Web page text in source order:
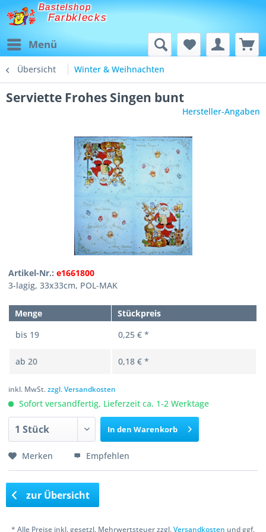
Bastelshop
Farbklecks
Menü
Übersicht Winter & Weihnachten
Serviette Frohes Singen bunt
Hersteller-Angaben
Artikel-Nr.:e1661800
3-lagig, 33x33cm, POL-MAK
Menge
Stückpreis
bis 19 0,25 € *
ab20 0,18 € *
inkl. MwSt.zzgl. Versandkosten
Sofort versandfertig, Lieferzeit ca. 1-2 Werktage
In den Warenkorb
Merken Empfehlen
zur Übersicht
* Alle Preise inkl. gesetzl. Mehrwertsteuer zzgl.Versandkosten und ggf.